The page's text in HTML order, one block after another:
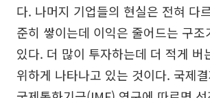
다. 나머지 기업들의 현실은 전혀 다
준히 쌓이는데 이익은 줄어드는 구조
있다. 더 많이 투자하는데 더 적게 버
위하게 나타나고 있는 것이다. 국제